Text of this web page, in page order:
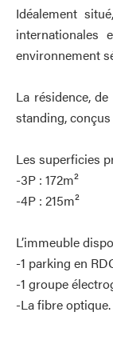
Idéalement
internationales
environnement
La résidence,
standing,
Les superficies
-3P : 172m²
-4P : 215m²
L’immeuble
-1 parking en
-1 groupe
-La fibre optique.